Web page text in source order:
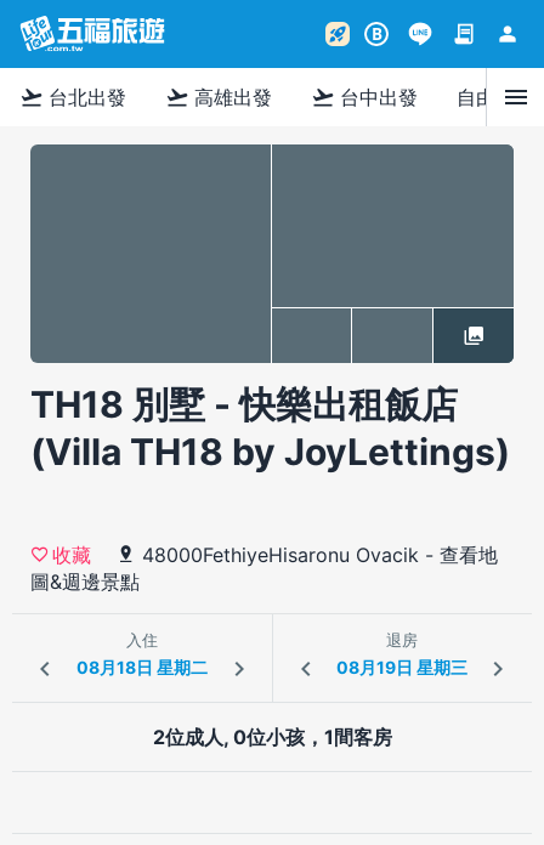
rocket_launch B contract person
flight_takeoff 台北出發 flight_takeoff 高雄出發 flight_takeoff 台中出發 自由行menu
TH18 別墅 - 快樂出租飯店
(Villa TH18 by JoyLettings)
收藏 48000FethiyeHisaronu Ovacik - 查看地
圖&週邊景點
入住 退房
2位成人, 0位小孩，1間客房